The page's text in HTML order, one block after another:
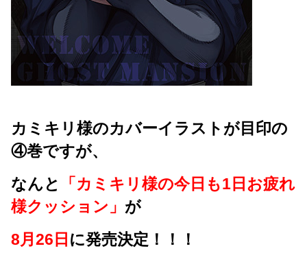
カミキリ様のカバーイラストが目印の
④巻ですが、
なんと
「カミキリ様の今日も1日お疲れ
様クッション」 が
8月26日 に発売決定！！！